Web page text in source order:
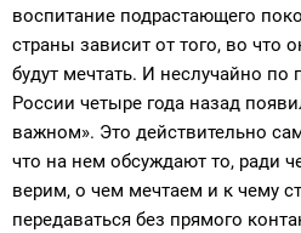
воспитание подрастающего
страны зависит от того, во что
будут мечтать. И неслучайно
России четыре года назад
важном». Это действительно
что на нем обсуждают то, ради
верим, о чем мечтаем и к чему
передаваться без прямого